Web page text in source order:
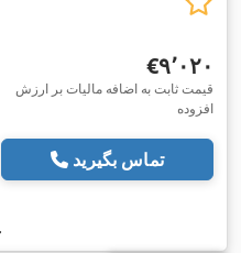
‎€۹٬۰۲۰
قیمت ثابت به اضافه مالیات بر ارزش
افزوده
تماس بگیرید